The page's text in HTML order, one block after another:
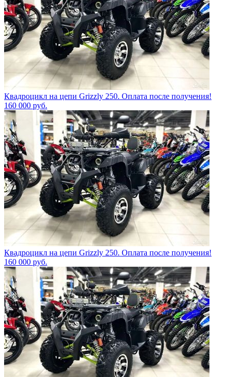
Квадроцикл на цепи Grizzly 250. Оплата после получения!
160 000 руб.
Квадроцикл на цепи Grizzly 250. Оплата после получения!
160 000 руб.